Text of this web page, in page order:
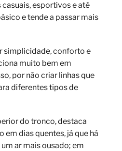
esportivos e até
e tende a passar mais
simplicidade, conforto e
muito bem em
por não criar linhas que
diferentes tipos de
do tronco, destaca
dias quentes, já que há
ar mais ousado; em